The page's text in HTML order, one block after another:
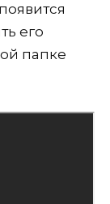
его
папке